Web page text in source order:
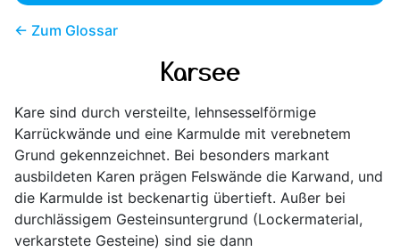
← Zum Glossar
Karsee
Kare sind durch versteilte, lehnsesselförmige
Karrückwände und eine Karmulde mit verebnetem
Grund gekennzeichnet. Bei besonders markant
ausbildeten Karen prägen Felswände die Karwand, und
die Karmulde ist beckenartig übertieft. Außer bei
durchlässigem Gesteinsuntergrund (Lockermaterial,
verkarstete Gesteine) sind sie dann